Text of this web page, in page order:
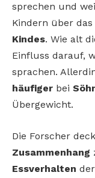
sprechen und
Kindern über das
Kindes. Wie alt
Einfluss darauf,
sprachen.
häufiger bei
Übergewicht.
Die Forscher
Zusammenhang
Essverhalten der